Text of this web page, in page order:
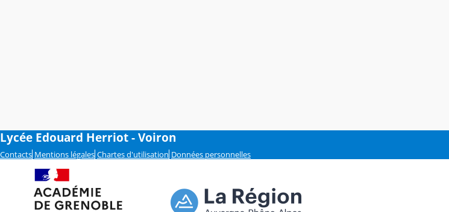
Lycée Edouard Herriot - Voiron
Contacts Mentions légales Chartes d'utilisation Données personnelles